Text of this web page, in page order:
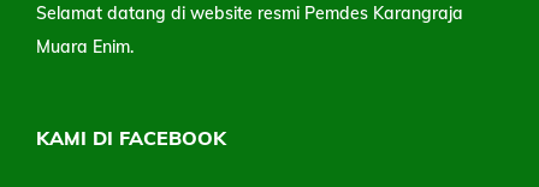
Selamat datang di website resmi Pemdes Karangraja
Muara Enim.
KAMI DI FACEBOOK